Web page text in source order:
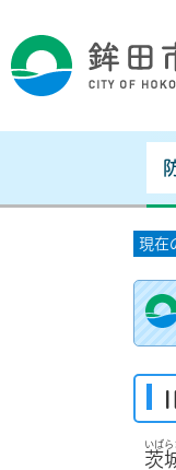
現在
茨
いばら